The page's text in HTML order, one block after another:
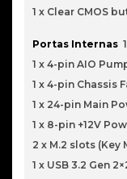
1 x Clear CMOS
Portas Internas
1 x 4-pin AIO
1 x 4-pin Chassis
1 x 24-pin Main
1 x 8-pin +12V
2 x M.2 slots (Key
1 x USB 3.2 Gen